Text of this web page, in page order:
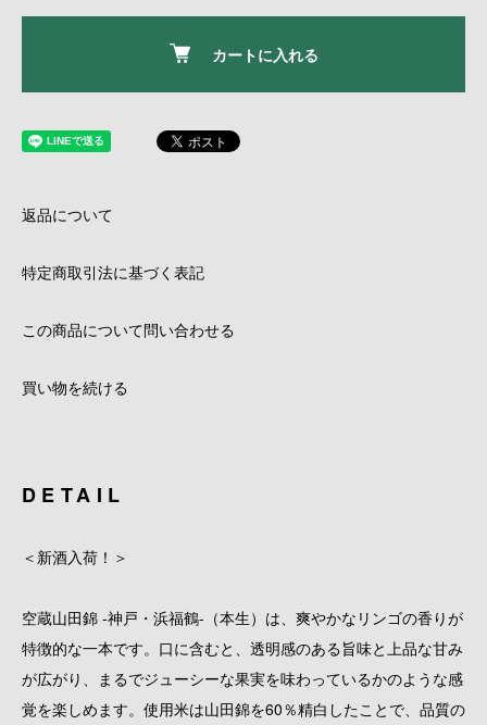
カートに入れる
返品について
特定商取引法に基づく表記
この商品について問い合わせる
買い物を続ける
DETAIL
＜新酒入荷！＞
空蔵山田錦 -神戸・浜福鶴-（本生）は、爽やかなリンゴの香りが
特徴的な一本です。口に含むと、透明感のある旨味と上品な甘み
が広がり、まるでジューシーな果実を味わっているかのような感
覚を楽しめます。使用米は山田錦を60％精白したことで、品質の